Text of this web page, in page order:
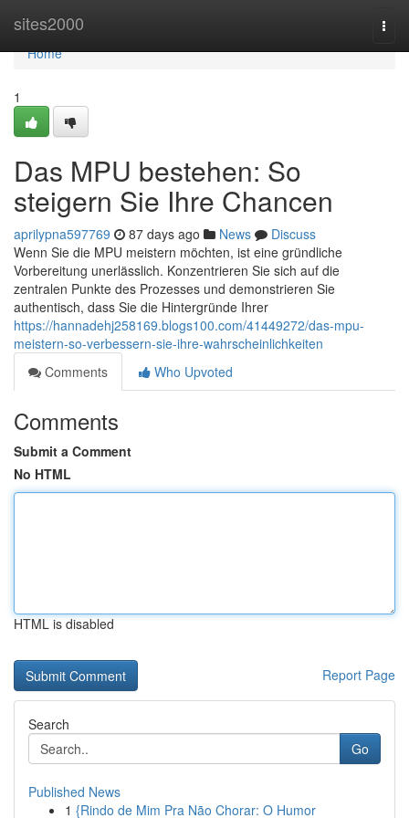
sites2000
Home
Home
1
Das MPU bestehen: So
steigern Sie Ihre Chancen
aprilypna597769 87 days ago News
Discuss
Wenn Sie die MPU meistern möchten, ist eine gründliche
Vorbereitung unerlässlich. Konzentrieren Sie sich auf die
zentralen Punkte des Prozesses und demonstrieren Sie
authentisch, dass Sie die Hintergründe Ihrer
https://hannadehj258169.blogs100.com/41449272/das-mpu-
meistern-so-verbessern-sie-ihre-wahrscheinlichkeiten
Comments
Who Upvoted
Comments
Submit a Comment
No HTML
HTML is disabled
Report Page
Search
Go
Published News
1 {Rindo de Mim Pra Não Chorar: O Humor